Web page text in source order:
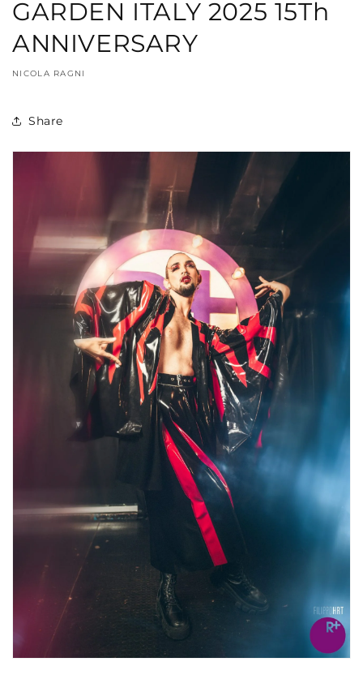
GARDEN ITALY 2025 15Th
ANNIVERSARY
NICOLA RAGNI
Share